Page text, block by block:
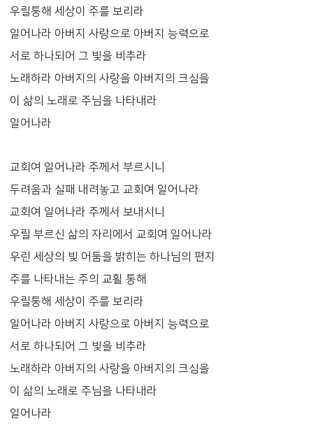
우릴통해 세상이 주를 보리라
일어나라 아버지 사랑으로 아버지 능력으로
서로 하나되어 그 빛을 비추라
노래하라 아버지의 사랑을 아버지의 크심을
이 삶의 노래로 주님을 나타내라
일어나라
교회여 일어나라 주께서 부르시니
두려움과 실패 내려놓고 교회여 일어나라
교회여 일어나라 주께서 보내시니
우릴 부르신 삶의 자리에서 교회여 일어나라
우린 세상의 빛 어둠을 밝히는 하나님의 편지
주를 나타내는 주의 교횔 통해
우릴통해 세상이 주를 보리라
일어나라 아버지 사랑으로 아버지 능력으로
서로 하나되어 그 빛을 비추라
노래하라 아버지의 사랑을 아버지의 크심을
이 삶의 노래로 주님을 나타내라
일어나라